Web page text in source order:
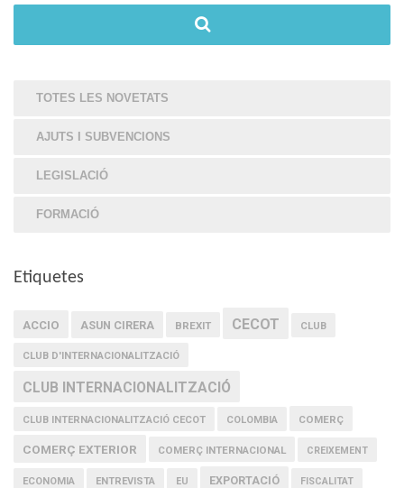
TOTES LES NOVETATS
AJUTS I SUBVENCIONS
LEGISLACIÓ
FORMACIÓ
Etiquetes
ACCIO ASUN CIRERA BREXIT CECOT CLUB
CLUB D'INTERNACIONALITZACIÓ
CLUB INTERNACIONALITZACIÓ
CLUB INTERNACIONALITZACIÓ CECOT COLOMBIA COMERÇ
COMERÇ EXTERIOR COMERÇ INTERNACIONAL CREIXEMENT
ECONOMIA ENTREVISTA EU EXPORTACIÓ FISCALITAT